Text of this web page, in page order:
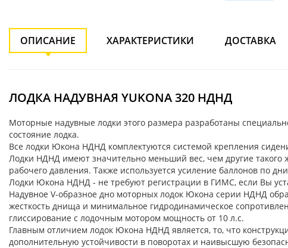
ОПИСАНИЕ ХАРАКТЕРИСТИКИ ДОСТАВКА
ЛОДКА НАДУВНАЯ YUKONA 320 НДНД
Моторные надувные лодки этого размера разработаны
состояние лодка.
Все лодки Юкона НДНД комплектуются системой крепления
Лодки НДНД имеют значительно меньший вес, чем другие такого
рабочего давления. Также используется усиление баллонов по
Лодки Юкона НДНД - не требуют регистрации в ГИМС, если Вы
Надувное V-образное дно моторных лодок Юкона серии НДНД
жесткость днища и минимальное гидродинамическое
глиссирование с лодочным мотором мощность от 10 л.с.
Главным отличием лодок Юкона НДНД является, то, что
дополнительную устойчивости в поворотах и наивысшую